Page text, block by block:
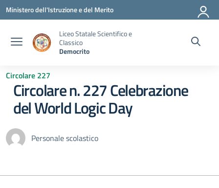
Vai ai contenuti
Vai al menu di navigazione
Vai al footer
Ministero dell'Istruzione e del Merito
Liceo Statale Scientifico e
Classico
Democrito
Circolare 227
Circolare n. 227 Celebrazione
del World Logic Day
Personale scolastico